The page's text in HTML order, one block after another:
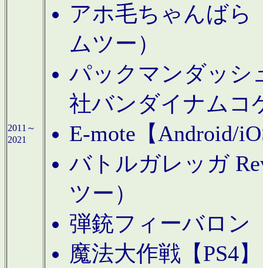
2011～
2021
アホ毛ちゃんばら
ムツー）
パックマンダッシ
社バンダイナムコ
E-mote【Android/
バトルガレッガ
ツー）
弾銃フィーバロン
魔法大作戦【PS4